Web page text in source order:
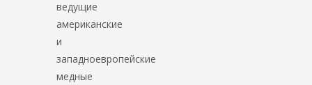
ведущие
американские
и
западноевропейские
медные